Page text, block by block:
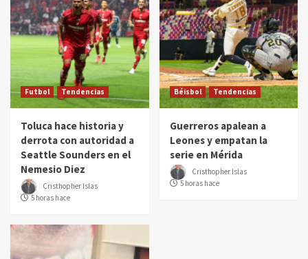
Futbol Tendencias
Toluca hace historia y
derrota con autoridad a
Seattle Sounders en el
Nemesio Diez
Cristhopher Islas
5 horas hace
Béisbol Tendencias
Guerreros apalean a
Leones y empatan la
serie en Mérida
Cristhopher Islas
5 horas hace